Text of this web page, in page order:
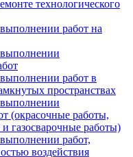
технологического
работ на
работ в
пространствах
(окрасочные работы,
газосварочные работы)
работ,
воздействия